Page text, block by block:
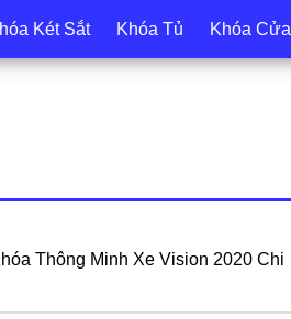
Két Sắt Khóa Tủ Khóa Cửa
Thông Minh Xe Vision 2020 Chi